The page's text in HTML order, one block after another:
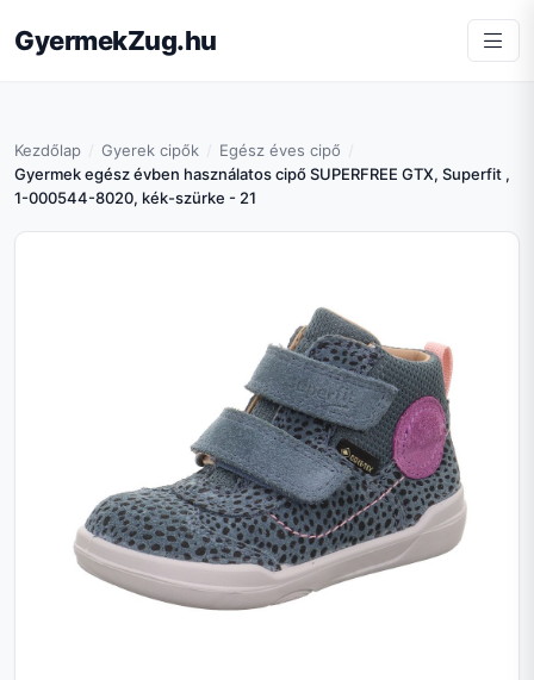
GyermekZug.hu
Kezdőlap Gyerek cipők
Egész éves cipő
Gyermek egész évben használatos cipő SUPERFREE GTX, Superfit ,
1-000544-8020, kék-szürke - 21